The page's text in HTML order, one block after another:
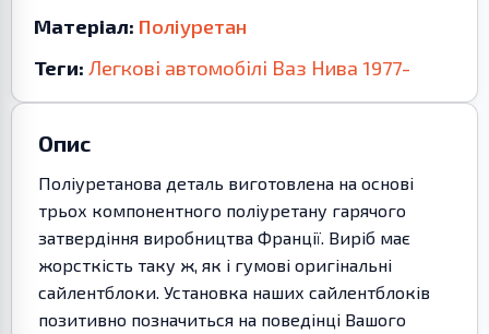
Матеріал: Поліуретан
Теги: Легкові автомобілі Ваз Нива 1977-
Опис
Поліуретанова деталь виготовлена на основі
трьох компонентного поліуретану гарячого
затвердіння виробництва Франції. Виріб має
жорсткість таку ж, як і гумові оригінальні
сайлентблоки. Установка наших сайлентблоків
позитивно позначиться на поведінці Вашого